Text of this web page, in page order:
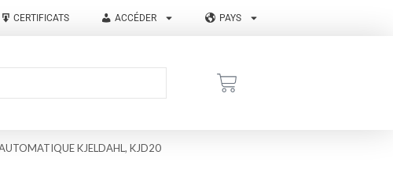
CERTIFICATS ACCÉDER PAYS
KJELDAHL, KJD20